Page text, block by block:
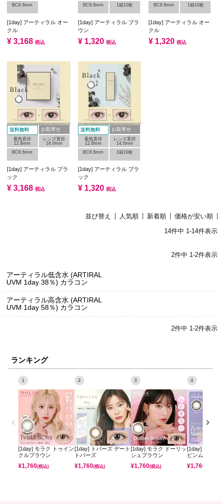
BC8.6mm
[1day] アーティラル オー
クル
¥ 3,168 税込
BC8.6mm 1箱10枚
[1day] アーティラル ブラ
ウン
¥ 1,320 税込
BC8.6mm 1箱10枚
[1day] アーティラル オー
クル
¥ 1,320 税込
送料無料 お取寄せ
着色直径
12.8mm
レンズ直径
14.0mm
BC8.6mm
[1day] アーティラル ブラ
ック
¥ 3,168 税込
送料無料 お取寄せ
着色直径
12.8mm
レンズ直径
14.0mm
BC8.6mm
1箱10枚
[1day] アーティラル ブラ
ック
¥ 1,320 税込
並び替え 人気順 新着順
価格が安い順
14件中 1-14件表示
2件中 1-2件表示
アーティラル低含水 (ARTIRAL
UVM 1day 38％) カラコン
アーティラル高含水 (ARTIRAL
UVM 1day 58％) カラコン
2件中 1-2件表示
ランキング
1
[1day] モラク トゥイン
クルブラウン
¥1,760(税込)
2
[1day] トパーズ デート
トパーズ
¥1,760(税込)
3
[1day] モラク ドーリッ
シュブラウン
¥1,760(税込)
4
[1day] ミレデ
ピンムーン
¥1,760